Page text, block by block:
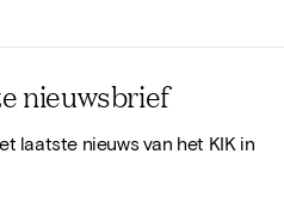
nieuwsbrief
laatste nieuws van het KIK in